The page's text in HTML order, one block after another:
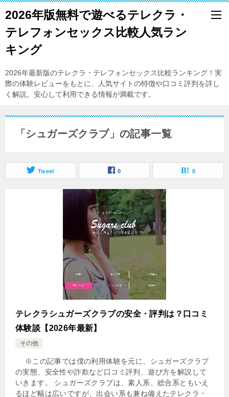
2026年版無料で遊べるテレクラ・
テレフォンセックス比較人気ラン
キング
2026年最新版のテレクラ・テレフォンセックス比較ランキング！実
際の体験レビューをもとに、人気サイトの特徴や口コミ評判を詳し
く解説。安心して利用できる情報が満載です。
「シュガーズクラブ」の記事一覧
Tweet 0 0
テレクラシュガーズクラブの安全・評判は？口コミ
体験談【2026年最新】
その他
※この記事では僕の利用体験を元に、シュガーズクラブ
の実態、安全性や詐欺など口コミ評判、遊び方を解説して
いきます。 シュガーズクラブは、素人系、総合系ともいえ
るほど幅は広いですが、出会い系も兼ね備えたテレクラ・